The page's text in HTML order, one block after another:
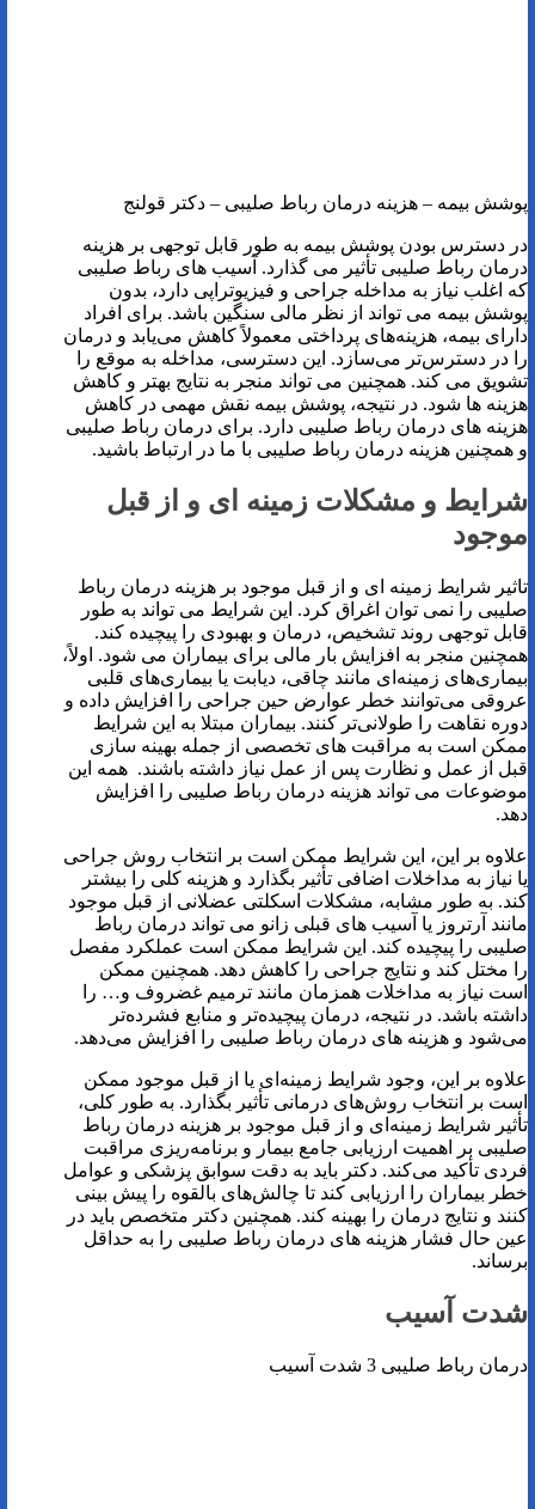
پوشش بیمه – هزینه درمان رباط صلیبی – دکتر قولنج
در دسترس بودن پوشش بیمه به طور قابل توجهی بر هزینه
درمان رباط صلیبی تأثیر می گذارد. آسیب های رباط صلیبی
که اغلب نیاز به مداخله جراحی و فیزیوتراپی دارد، بدون
پوشش بیمه می تواند از نظر مالی سنگین باشد. برای افراد
دارای بیمه، هزینه‌های پرداختی معمولاً کاهش می‌یابد و درمان
را در دسترس‌تر می‌سازد. این دسترسی، مداخله به موقع را
تشویق می کند. همچنین می تواند منجر به نتایج بهتر و کاهش
هزینه ها شود. در نتیجه، پوشش بیمه نقش مهمی در کاهش
هزینه های درمان رباط صلیبی دارد. برای درمان رباط صلیبی
و همچنین هزینه درمان رباط صلیبی با ما در ارتباط باشید.
شرایط و مشکلات زمینه ای و از قبل
موجود
تاثیر شرایط زمینه ای و از قبل موجود بر هزینه درمان رباط
صلیبی را نمی توان اغراق کرد. این شرایط می تواند به طور
قابل توجهی روند تشخیص، درمان و بهبودی را پیچیده کند.
همچنین منجر به افزایش بار مالی برای بیماران می شود. اولاً،
بیماری‌های زمینه‌ای مانند چاقی، دیابت یا بیماری‌های قلبی
عروقی می‌توانند خطر عوارض حین جراحی را افزایش داده و
دوره نقاهت را طولانی‌تر کنند. بیماران مبتلا به این شرایط
ممکن است به مراقبت های تخصصی از جمله بهینه سازی
قبل از عمل و نظارت پس از عمل نیاز داشته باشند. همه این
موضوعات می تواند هزینه درمان رباط صلیبی را افزایش
دهد.
علاوه بر این، این شرایط ممکن است بر انتخاب روش جراحی
یا نیاز به مداخلات اضافی تأثیر بگذارد و هزینه کلی را بیشتر
کند. به طور مشابه، مشکلات اسکلتی عضلانی از قبل موجود
مانند آرتروز یا آسیب های قبلی زانو می تواند درمان رباط
صلیبی را پیچیده کند. این شرایط ممکن است عملکرد مفصل
را مختل کند و نتایج جراحی را کاهش دهد. همچنین ممکن
است نیاز به مداخلات همزمان مانند ترمیم غضروف و… را
داشته باشد. در نتیجه، درمان پیچیده‌تر و منابع فشرده‌تر
می‌شود و هزینه های درمان رباط صلیبی را افزایش می‌دهد.
علاوه بر این، وجود شرایط زمینه‌ای یا از قبل موجود ممکن
است بر انتخاب روش‌های درمانی تأثیر بگذارد. به طور کلی،
تأثیر شرایط زمینه‌ای و از قبل موجود بر هزینه درمان رباط
صلیبی بر اهمیت ارزیابی جامع بیمار و برنامه‌ریزی مراقبت
فردی تأکید می‌کند. دکتر باید به دقت سوابق پزشکی و عوامل
خطر بیماران را ارزیابی کند تا چالش‌های بالقوه را پیش بینی
کنند و نتایج درمان را بهینه کند. همچنین دکتر متخصص باید در
عین حال فشار هزینه های درمان رباط صلیبی را به حداقل
برساند.
شدت آسیب
درمان رباط صلیبی 3 شدت آسیب